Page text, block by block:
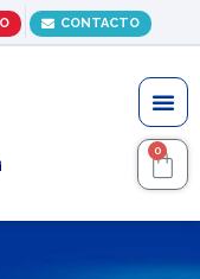
CONTACTO
0